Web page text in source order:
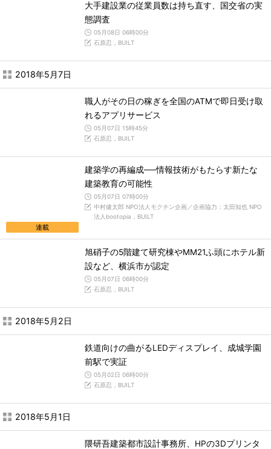
大手建設業の従業員数は持ち直す、国交省の実
態調査
05月08日 06時00分
石原忍，BUILT
2018年5月7日
職人がその日の稼ぎを全国のATMで即日受け取
れるアプリサービス
05月07日 15時45分
石原忍，BUILT
連載
建築学の再編成──情報技術がもたらす新たな
建築教育の可能性
05月07日 07時00分
中村健太郎 NPO法人モクチン企画／企画協力：太田知也 NPO
法人bootopia，BUILT
旭硝子の5階建て研究棟やMM21ふ頭にホテル新
設など、横浜市が認定
05月07日 06時00分
石原忍，BUILT
2018年5月2日
鉄道向けの曲がるLEDディスプレイ、成城学園
前駅で実証
05月02日 06時00分
石原忍，BUILT
2018年5月1日
隈研吾建築都市設計事務所、HPの3Dプリンタ